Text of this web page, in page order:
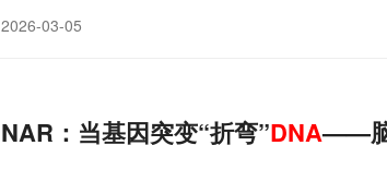
2026-03-05
NAR：当基因突变“折弯”DNA——脑